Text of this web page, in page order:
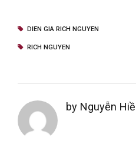
DIEN GIA RICH NGUYEN
RICH NGUYEN
by Nguyễn